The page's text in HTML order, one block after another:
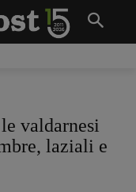
valdarnesi
laziali e